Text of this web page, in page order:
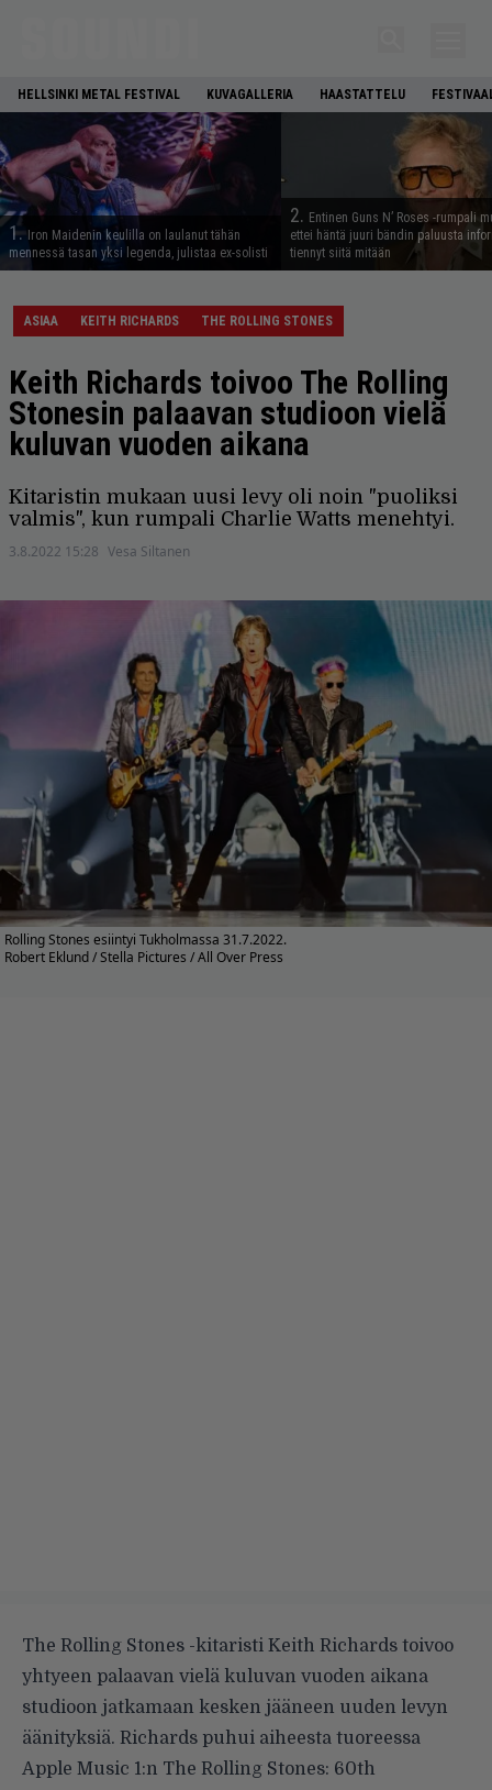
HELLSINKI METAL FESTIVAL KUVAGALLERIA HAASTATTELU
1. Iron Maidenin keulilla on laulanut tähän
mennessä tasan yksi legenda, julistaa ex-solisti
2. Entinen Guns N’ Roses -rumpali
ettei häntä juuri bändin paluusta
tiennyt siitä mitään
ASIAA KEITH RICHARDS THE ROLLING STONES
Keith Richards toivoo The Rolling
Stonesin palaavan studioon vielä
kuluvan vuoden aikana
Kitaristin mukaan uusi levy oli noin "puoliksi
valmis", kun rumpali Charlie Watts menehtyi.
3.8.2022 15:28 Vesa Siltanen
Rolling Stones esiintyi Tukholmassa 31.7.2022.
Robert Eklund / Stella Pictures / All Over Press
The Rolling Stones -kitaristi Keith Richards toivoo
yhtyeen palaavan vielä kuluvan vuoden aikana
studioon jatkamaan kesken jääneen uuden levyn
äänityksiä. Richards puhui aiheesta tuoreessa
Apple Music 1:n The Rolling Stones: 60th